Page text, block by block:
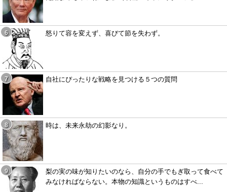
怒りて容を変えず、喜びて節を失わず。
自社にぴったりな戦略を見つける５つの質問
時は、未来永劫の幻影なり。
梨の実の味が知りたいのなら、自分の手でもぎ取って食べて
みなければならない。本物の知識というものはすべ...